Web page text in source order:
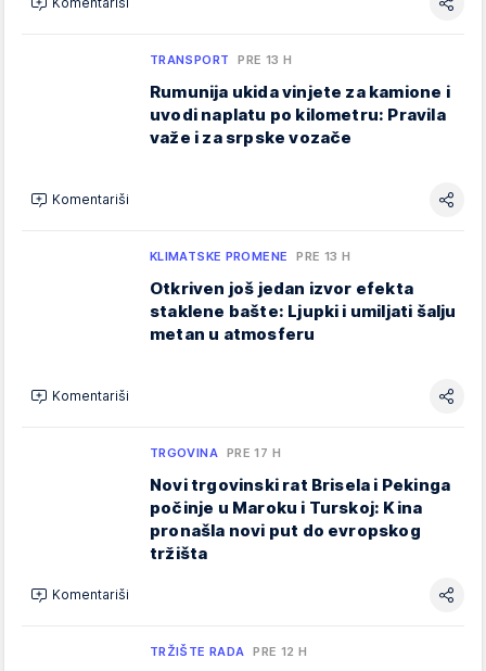
TRANSPORT PRE 13 H
Rumunija ukida vinjete za kamione i
uvodi naplatu po kilometru: Pravila
važe i za srpske vozače
Komentariši
KLIMATSKE PROMENE PRE 13 H
Otkriven još jedan izvor efekta
staklene bašte: Ljupki i umiljati šalju
metan u atmosferu
Komentariši
TRGOVINA PRE 17 H
Novi trgovinski rat Brisela i Pekinga
počinje u Maroku i Turskoj: Kina
pronašla novi put do evropskog
tržišta
Komentariši
TRŽIŠTE RADA PRE 12 H